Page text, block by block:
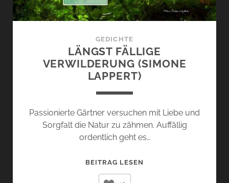
GEDICHTE
LÄNGST FÄLLIGE
VERWILDERUNG (SIMONE
LAPPERT)
Passionierte Gärtner versuchen mit Liebe und
Sorgfalt die Natur zu zähmen. Auffällig
ordentlich geht es…
BEITRAG LESEN